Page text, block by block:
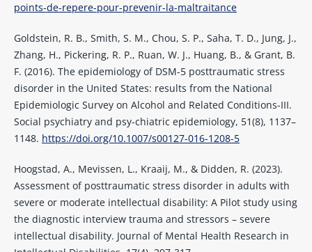
points-de-repere-pour-prevenir-la-maltraitance
Goldstein, R. B., Smith, S. M., Chou, S. P., Saha, T. D., Jung, J.,
Zhang, H., Pickering, R. P., Ruan, W. J., Huang, B., & Grant, B.
F. (2016). The epidemiology of DSM-5 posttraumatic stress
disorder in the United States: results from the National
Epidemiologic Survey on Alcohol and Related Conditions-III.
Social psychiatry and psy-chiatric epidemiology, 51(8), 1137–
1148. https://doi.org/10.1007/s00127-016-1208-5
Hoogstad, A., Mevissen, L., Kraaij, M., & Didden, R. (2023).
Assessment of posttraumatic stress disorder in adults with
severe or moderate intellectual disability: A Pilot study using
the diagnostic interview trauma and stressors – severe
intellectual disability. Journal of Mental Health Research in